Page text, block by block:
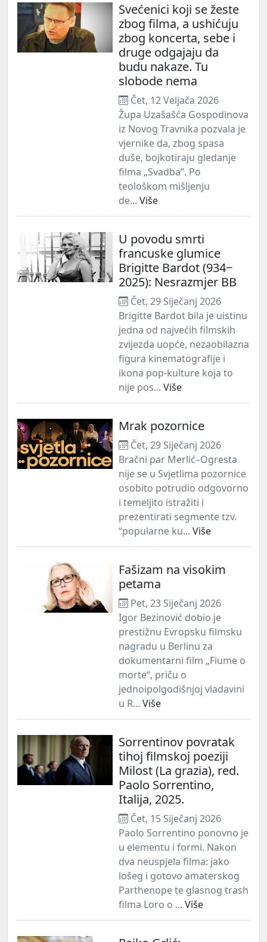
Svećenici koji se žeste
zbog filma, a ushićuju
zbog koncerta, sebe i
druge odgajaju da
budu nakaze. Tu
slobode nema
Čet, 12 Veljača 2026
Župa Uzašašća Gospodinova
iz Novog Travnika pozvala je
vjernike da, zbog spasa
duše, bojkotiraju gledanje
filma „Svadba”. Po
teološkom mišljenju
de... Više
U povodu smrti
francuske glumice
Brigitte Bardot (934‒
2025): Nesrazmjer BB
Čet, 29 Siječanj 2026
Brigitte Bardot bila je uistinu
jedna od najvećih filmskih
zvijezda uopće, nezaobilazna
figura kinematografije i
ikona pop-kulture koja to
nije pos... Više
Mrak pozornice
Čet, 29 Siječanj 2026
Bračni par Merlić–Ogresta
nije se u Svjetlima pozornice
osobito potrudio odgovorno
i temeljito istražiti i
prezentirati segmente tzv.
“popularne ku... Više
Fašizam na visokim
petama
Pet, 23 Siječanj 2026
Igor Bezinović dobio je
prestižnu Evropsku filmsku
nagradu u Berlinu za
dokumentarni film „Fiume o
morte“, priču o
jednoipolgodišnjoj vladavini
u R... Više
Sorrentinov povratak
tihoj filmskoj poeziji
Milost (La grazia), red.
Paolo Sorrentino,
Italija, 2025.
Čet, 15 Siječanj 2026
Paolo Sorrentino ponovno je
u elementu i formi. Nakon
dva neuspjela filma: jako
lošeg i gotovo amaterskog
Parthenope te glasnog trash
filma Loro o ... Više